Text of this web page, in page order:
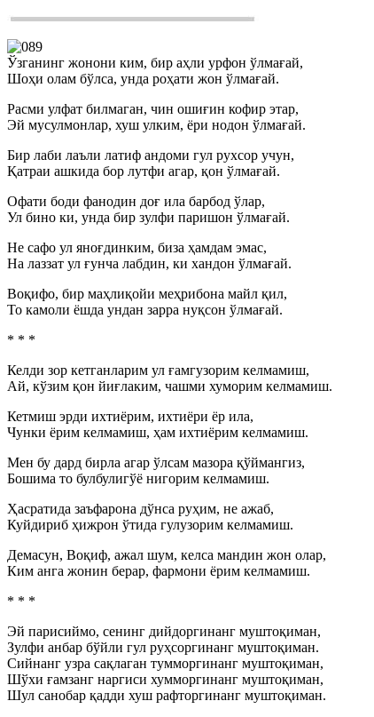
Ўзганинг жонони ким, бир аҳли урфон ўлмағай,
Шоҳи олам бўлса, унда роҳати жон ўлмағай.
Расми улфат билмаган, чин ошиғин кофир этар,
Эй мусулмонлар, хуш улким, ёри нодон ўлмағай.
Бир лаби лаъли латиф андоми гул рухсор учун,
Қатраи ашкида бор лутфи агар, қон ўлмағай.
Офати боди фанодин доғ ила барбод ўлар,
Ул бино ки, унда бир зулфи паришон ўлмағай.
Не сафо ул яноғдинким, биза ҳамдам эмас,
На лаззат ул ғунча лабдин, ки хандон ўлмағай.
Воқифо, бир маҳлиқойи меҳрибона майл қил,
То камоли ёшда ундан зарра нуқсон ўлмағай.
* * *
Келди зор кетганларим ул ғамгузорим келмамиш,
Ай, кўзим қон йиғлаким, чашми хуморим келмамиш.
Кетмиш эрди ихтиёрим, ихтиёри ёр ила,
Чунки ёрим келмамиш, ҳам ихтиёрим келмамиш.
Мен бу дард бирла агар ўлсам мазора қўймангиз,
Бошима то булбулигўё нигорим келмамиш.
Ҳасратида заъфарона дўнса руҳим, не ажаб,
Куйдириб ҳижрон ўтида гулузорим келмамиш.
Демасун, Воқиф, ажал шум, келса мандин жон олар,
Ким анга жонин берар, фармони ёрим келмамиш.
* * *
Эй парисиймо, сенинг дийдоргинанг муштоқиман,
Зулфи анбар бўйли гул руҳсоргинанг муштоқиман.
Сийнанг узра сақлаган тумморгинанг муштоқиман,
Шўхи ғамзанг наргиси хумморгинанг муштоқиман,
Шул санобар қадди хуш рафторгинанг муштоқиман.